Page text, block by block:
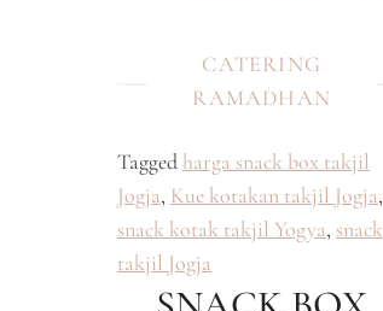
CATERING
RAMADHAN
Tagged harga snack box takjil
Jogja, Kue kotakan takjil Jogja,
snack kotak takjil Yogya, snack
takjil Jogja